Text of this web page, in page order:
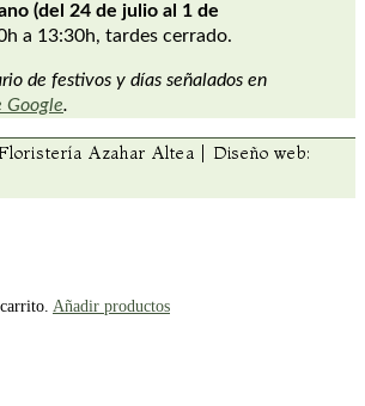
(del 24 de julio al 1 de
a 13:30h, tardes cerrado.
de festivos y días señalados en
Google.
Azahar Altea | Diseño web:
Añadir productos